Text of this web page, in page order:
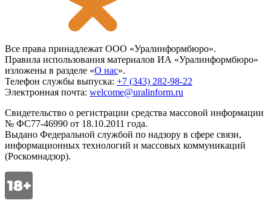
Все права принадлежат ООО «Уралинформбюро».
Правила использования материалов ИА «Уралинформбюро»
изложены в разделе «О нас».
Телефон службы выпуска: +7 (343) 282-98-22
Электронная почта: welcome@uralinform.ru
Свидетельство о регистрации средства массовой информации
№ ФС77-46990 от 18.10.2011 года.
Выдано Федеральной службой по надзору в сфере связи,
информационных технологий и массовых коммуникаций
(Роскомнадзор).